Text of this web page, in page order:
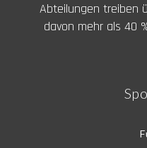
Abteilungen treiben
davon mehr als 40